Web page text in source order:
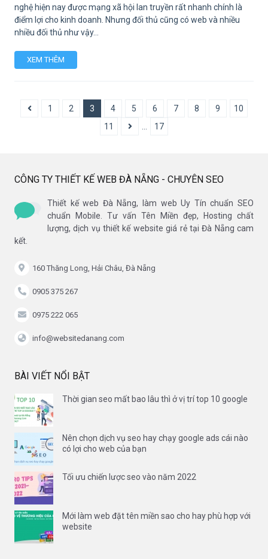
nghệ hiện nay được mạng xã hội lan truyền rất nhanh chính là
điểm lợi cho kinh doanh. Nhưng đối thủ cũng có web và nhiều
nhiều đối thủ như vậy...
XEM THÊM
1 2 3 4 5 6 7 8 9
10
11
17
CÔNG TY THIẾT KẾ WEB ĐÀ NẴNG - CHUYÊN SEO
Thiết kế web Đà Nẵng, làm web Uy Tín chuẩn SEO
chuẩn Mobile. Tư vấn Tên Miền đẹp, Hosting chất
lượng, dịch vụ thiết kế website giá rẻ tại Đà Nẵng cam
kết.
160 Thăng Long, Hải Châu, Đà Nẵng
0905 375 267
0975 222 065
info@websitedanang.com
BÀI VIẾT NỔI BẬT
Thời gian seo mất bao lâu thì ở vị trí top 10 google
Nên chọn dịch vụ seo hay chạy google ads cái nào
có lợi cho web của bạn
Tối ưu chiến lược seo vào năm 2022
Mới làm web đặt tên miền sao cho hay phù hợp với
website